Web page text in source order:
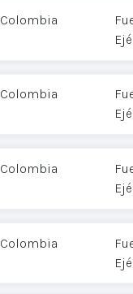
Colombia
Colombia
Colombia
Colombia